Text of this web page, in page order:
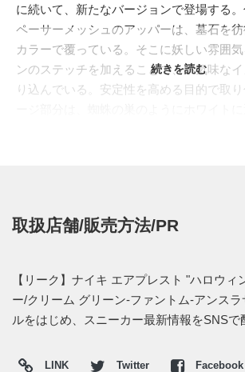
に続いて、新たなバージョンで登場する
ペーサーメッシュのアッパーは、墓石を
カラーで覆っている。そこに妖しい雰囲
ンのステッチを加えることで、不気味な
り込んでいる。安定性を高める目的で取
粒が入った、リグラインドラバーで構成さ
海外では2022年に発売予定。 また新たな
スニーカーウォーズの Twitter やFacebook
続きを読む
取扱店舗/販売方法/PR
【リーク】ナイキ エアプレスト "ハロウィ
ー/クリーム グリーン-ファントム-アンス
ルをはじめ、スニーカー最新情報をSNSで
LINK Twitter Facebook